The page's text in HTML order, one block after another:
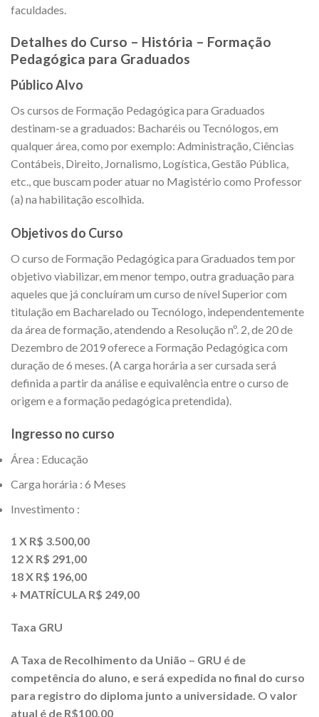
faculdades.
Detalhes do Curso – História – Formação
Pedagógica para Graduados
Público Alvo
Os cursos de Formação Pedagógica para Graduados
destinam-se a graduados: Bacharéis ou Tecnólogos, em
qualquer área, como por exemplo: Administração, Ciências
Contábeis, Direito, Jornalismo, Logística, Gestão Pública,
etc., que buscam poder atuar no Magistério como Professor
(a) na habilitação escolhida.
Objetivos do Curso
O curso de Formação Pedagógica para Graduados tem por
objetivo viabilizar, em menor tempo, outra graduação para
aqueles que já concluíram um curso de nível Superior com
titulação em Bacharelado ou Tecnólogo, independentemente
da área de formação, atendendo a Resolução nº. 2, de 20 de
Dezembro de 2019 oferece a Formação Pedagógica com
duração de 6 meses. (A carga horária a ser cursada será
definida a partir da análise e equivalência entre o curso de
origem e a formação pedagógica pretendida).
Ingresso no curso
Área : Educação
Carga horária : 6 Meses
Investimento :
1 X R$ 3.500,00
12 X R$ 291,00
18 X R$ 196,00
+ MATRÍCULA R$ 249,00
Taxa GRU
A Taxa de Recolhimento da União – GRU é de
competência do aluno, e será expedida no final do curso
para registro do diploma junto a universidade. O valor
atual é de R$100,00